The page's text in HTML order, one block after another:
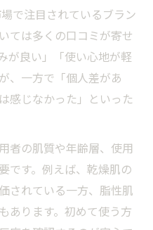
で注目されているブラン
ては多くの口コミが寄せ
が良い」「使い心地が軽
、一方で「個人差があ
感じなかった」といった
者の肌質や年齢層、使用
です。例えば、乾燥肌の
されている一方、脂性肌
あります。初めて使う方